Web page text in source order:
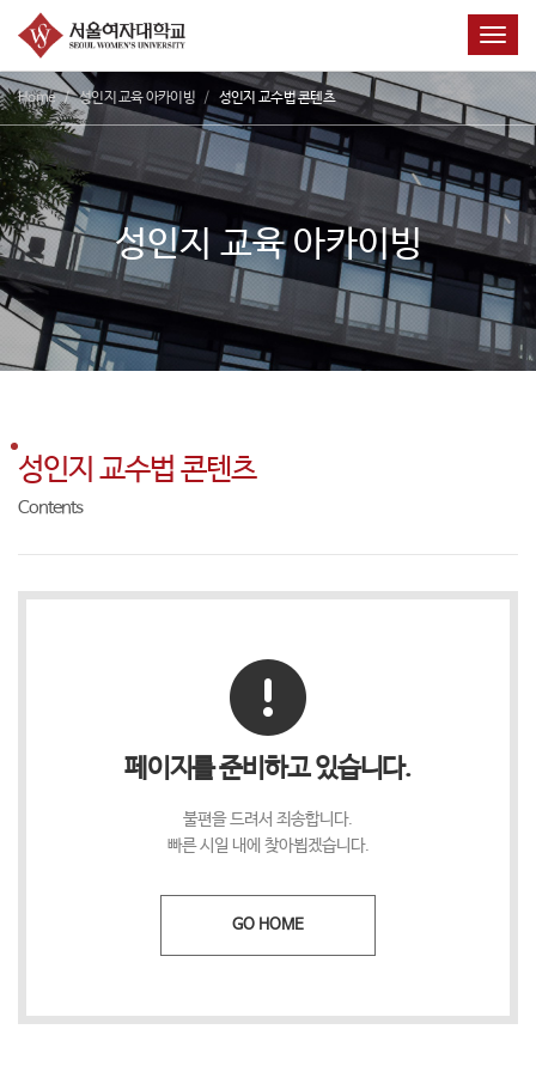
Home 성인지 교육 아카이빙 성인지 교수법 콘텐츠
성인지 교육 아카이빙
성인지 교수법 콘텐츠
Contents
페이지를 준비하고 있습니다.
불편을 드려서 죄송합니다.
빠른 시일 내에 찾아뵙겠습니다.
GO HOME